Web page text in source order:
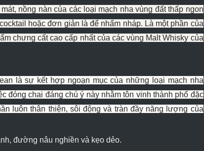
nồng nàn của các loại mạch nha vùng đất thấp ngon
hoặc đơn giản là để nhấm nháp. Là một phần của
chưng cất cao cấp nhất của các vùng Malt Whisky của
là sự kết hợp ngoạn mục của những loại mạch nha
đóng chai đáng chú ý này nhằm tôn vinh thành phố đặc
luôn thân thiện, sôi động và tràn đầy năng lượng của
đường nâu nghiền và kẹo dẻo.